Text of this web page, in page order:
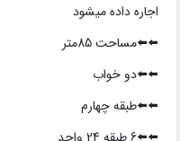
اجاره داده میشود
⬅️⬅️مساحت 85متر
⬅️⬅️دو خواب
⬅️⬅️طبقه چهارم